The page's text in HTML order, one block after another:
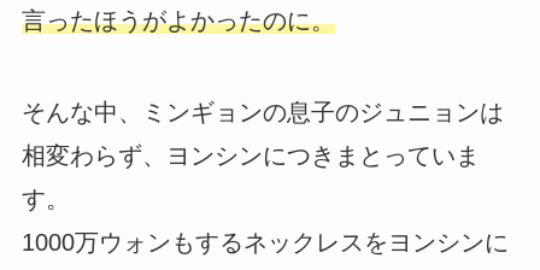
言ったほうがよかったのに。
そんな中、ミンギョンの息子のジュニョンは
相変わらず、ヨンシンにつきまとっていま
す。
1000万ウォンもするネックレスをヨンシンに